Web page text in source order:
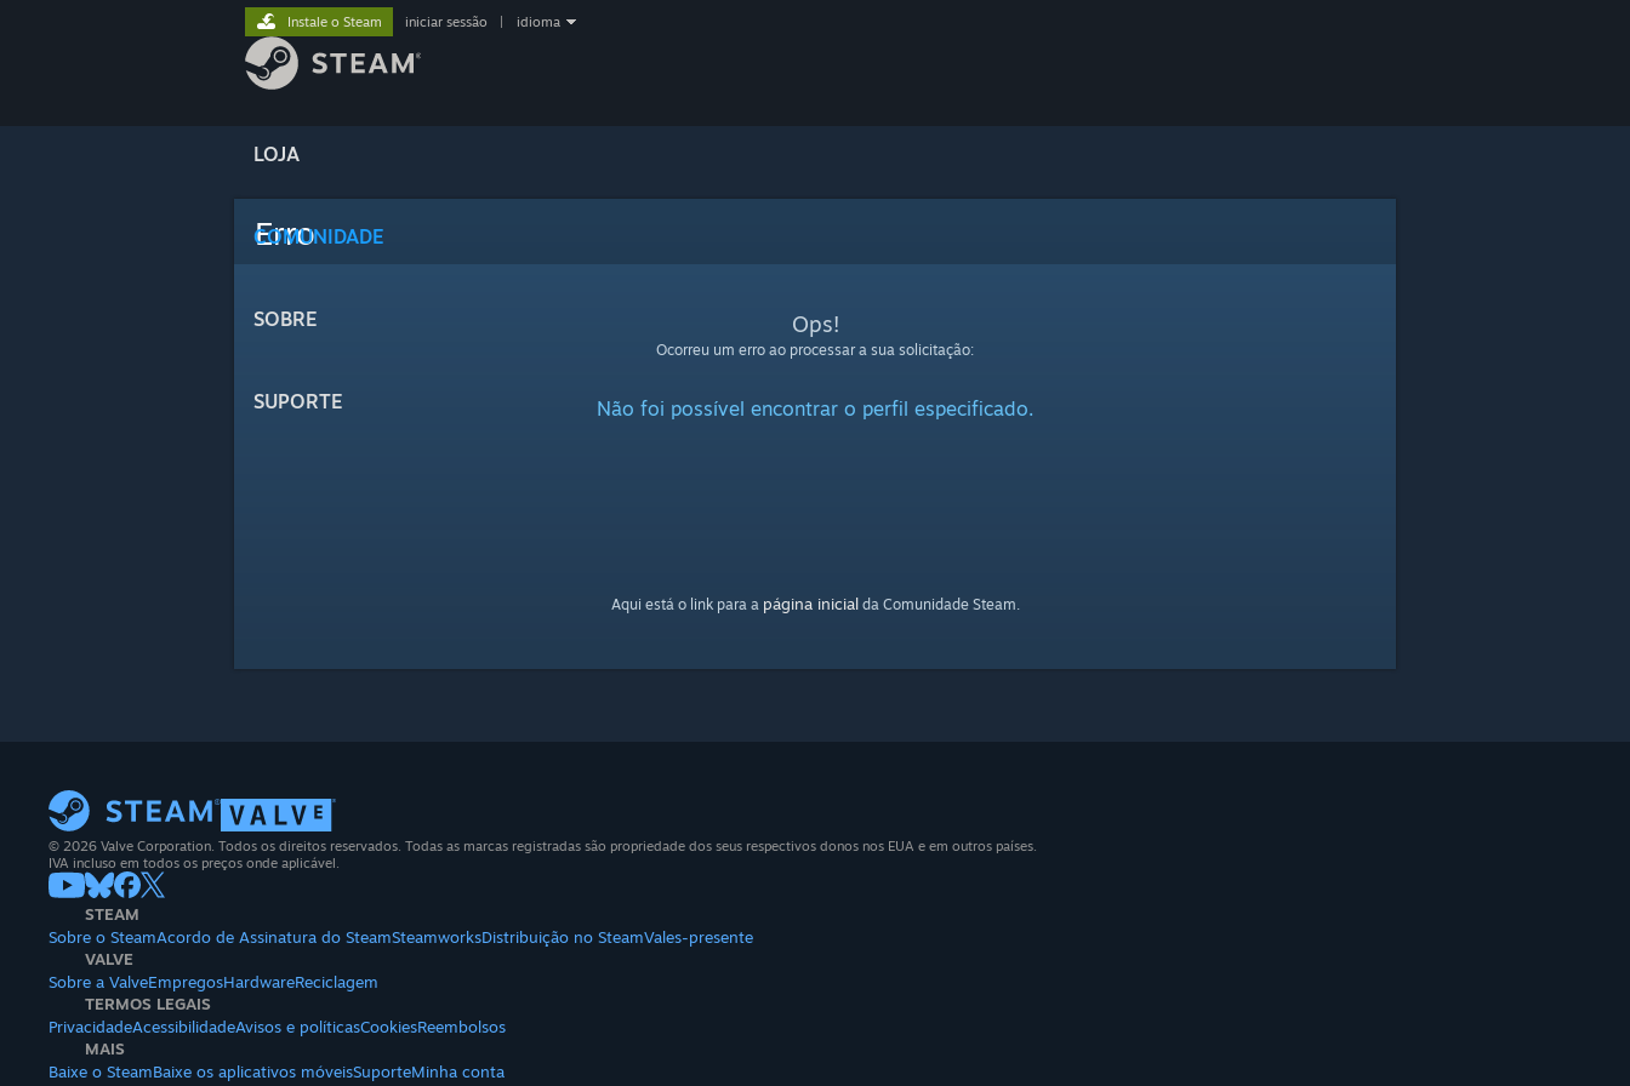
LOJA
COMUNIDADE
SOBRE
SUPORTE
Instale o Steam iniciar sessão idioma
Erro
Ops!
Ocorreu um erro ao processar a sua solicitação:
Não foi possível encontrar o perfil especificado.
Aqui está o link para a página inicial da Comunidade Steam.
© 2026 Valve Corporation. Todos os direitos reservados. Todas as marcas registradas são propriedade dos seus respectivos donos nos EUA e em outros países.
IVA incluso em todos os preços onde aplicável.
STEAM
Sobre o SteamAcordo de Assinatura do SteamSteamworksDistribuição no SteamVales-presente
VALVE
Sobre a ValveEmpregosHardwareReciclagem
TERMOS LEGAIS
PrivacidadeAcessibilidadeAvisos e políticasCookiesReembolsos
MAIS
Baixe o SteamBaixe os aplicativos móveisSuporteMinha conta